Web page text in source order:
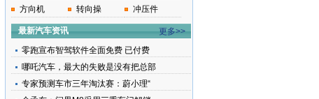
方向机
转向操 冲压件
最新汽车资讯
更多>>
零跑宣布智驾软件全面免费 已付费
哪吒汽车，最大的失败是没有把总部
专家预测车市三年淘汰赛：蔚小理“